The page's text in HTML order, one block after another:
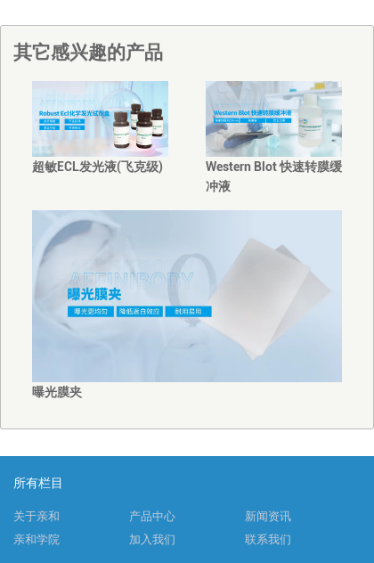
其它感兴趣的产品
超敏ECL发光液(飞克级)
Western Blot 快速转膜缓
冲液
曝光膜夹
所有栏目
关于亲和 产品中心
新闻资讯
亲和学院
加入我们 联系我们